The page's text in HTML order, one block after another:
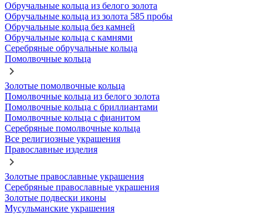
Обручальные кольца из белого золота
Обручальные кольца из золота 585 пробы
Обручальные кольца без камней
Обручальные кольца с камнями
Серебряные обручальные кольца
Помолвочные кольца
Золотые помолвочные кольца
Помолвочные кольца из белого золота
Помолвочные кольца с бриллиантами
Помолвочные кольца с фианитом
Серебряные помолвочные кольца
Все религиозные украшения
Православные изделия
Золотые православные украшения
Серебряные православные украшения
Золотые подвески иконы
Мусульманские украшения